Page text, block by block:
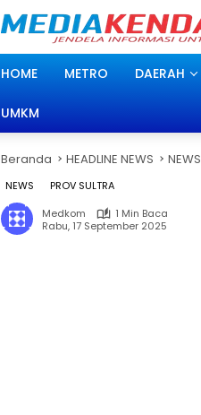
HOME METRO DAERAH
UMKM
Beranda HEADLINE NEWS NEWS
NEWS
PROV SULTRA
Medkom
1 Min Baca
Rabu, 17 September 2025